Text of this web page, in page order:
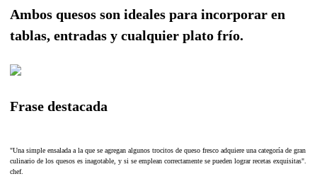
Ambos quesos son ideales para incorporar en
tablas, entradas y cualquier plato frío.
Frase destacada
"Una simple ensalada a la que se agregan algunos trocitos de queso fresco adquiere una categoría de gran
culinario de los quesos es inagotable, y si se emplean correctamente se pueden lograr recetas exquisitas".
chef.